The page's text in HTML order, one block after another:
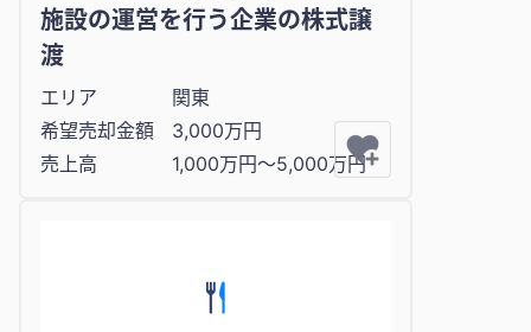
施設の運営を行う企業の株式譲
渡
エリア
関東
希望売却金額
3,000万円
売上高
1,000万円〜5,000万円